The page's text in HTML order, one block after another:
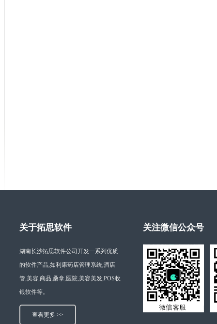
关于拓思软件
湖南长沙拓思软件公司开发一系列优质
的软件产品,如利康药店管理系统,酒店
管,美容,商品,桑拿,医院,美容美发,POS收
银软件等。
查看更多 >>
关注微信公众号